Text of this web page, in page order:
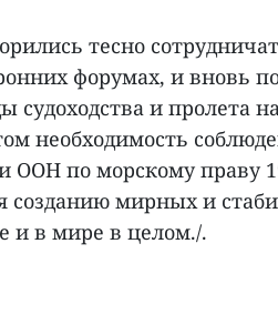
тесно
форумах, и вновь
судоходства и пролета
необходимость
ООН по морскому праву
созданию мирных и
и в мире в целом./.